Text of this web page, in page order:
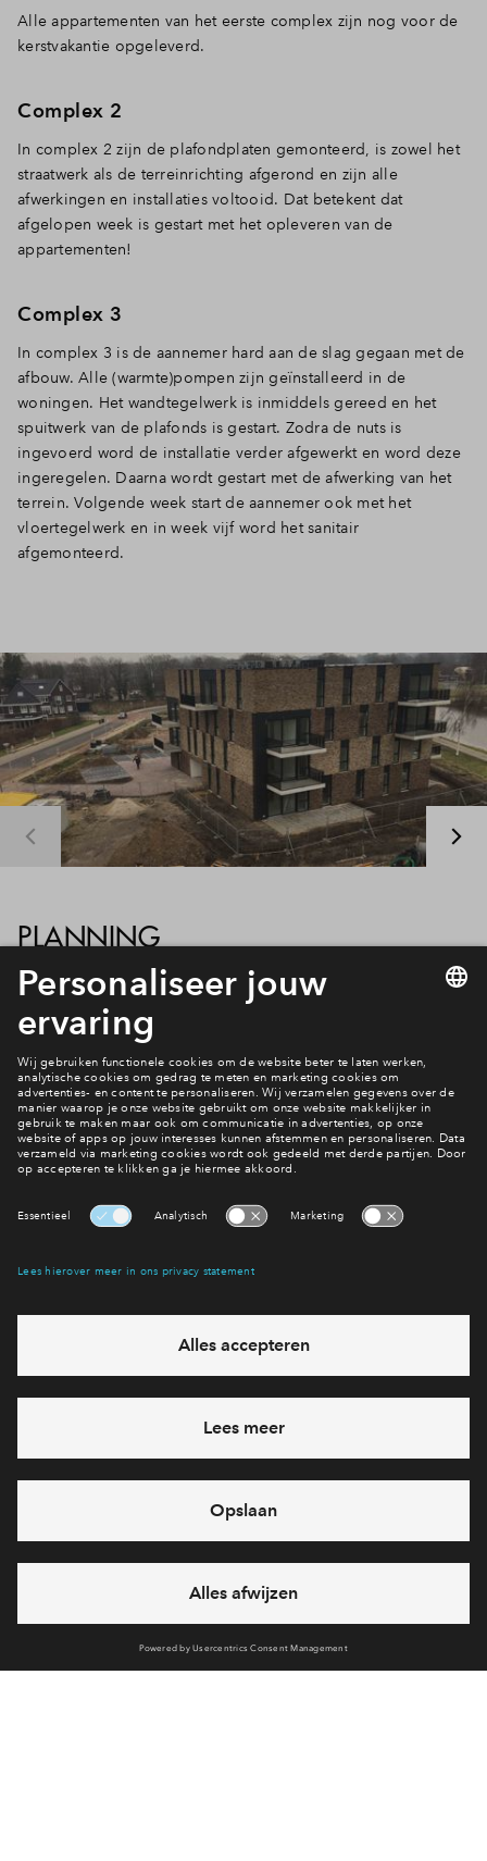
Alle appartementen van het eerste complex zijn nog voor de
kerstvakantie opgeleverd.
Complex 2
In complex 2 zijn de plafondplaten gemonteerd, is zowel het
straatwerk als de terreinrichting afgerond en zijn alle
afwerkingen en installaties voltooid. Dat betekent dat
afgelopen week is gestart met het opleveren van de
appartementen!
Complex 3
In complex 3 is de aannemer hard aan de slag gegaan met de
afbouw. Alle (warmte)pompen zijn geïnstalleerd in de
woningen. Het wandtegelwerk is inmiddels gereed en het
spuitwerk van de plafonds is gestart. Zodra de nuts is
ingevoerd word de installatie verder afgewerkt en word deze
ingeregelen. Daarna wordt gestart met de afwerking van het
terrein. Volgende week start de aannemer ook met het
vloertegelwerk en in week vijf word het sanitair
afgemonteerd.
PLANNING
De nutsbedrijven starten volgens de laatste berichten in week
vijf. De aannemer is helaas afhankelijk van de planning van
deze nutsbedrijven. Dat betekent dat zodra de nuts is
Inschrijving is gestart
Graven Es 10a
eventuele projecten
Ja, ik wil mij aanmelden
Heb je een vraag en wil je direct antwoord? Bel ons op088
712 27 47
6 dagen per week beschikbaar (behalve tijdens
feestdagen)
vandaag van 10:00 - 13:00 uur